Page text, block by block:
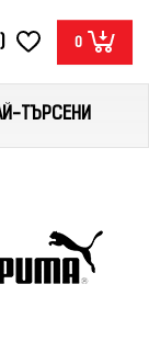
0
ТЪРСЕНИ